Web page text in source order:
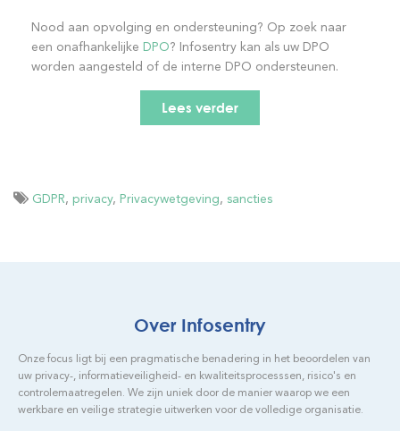
Nood aan opvolging en ondersteuning? Op zoek naar
een onafhankelijke DPO? Infosentry kan als uw DPO
worden aangesteld of de interne DPO ondersteunen.
Lees verder
GDPR, privacy, Privacywetgeving, sancties
Over Infosentry
Onze focus ligt bij een pragmatische benadering in het beoordelen van
uw privacy-, informatieveiligheid- en kwaliteitsprocesssen, risico's en
controlemaatregelen. We zijn uniek door de manier waarop we een
werkbare en veilige strategie uitwerken voor de volledige organisatie.